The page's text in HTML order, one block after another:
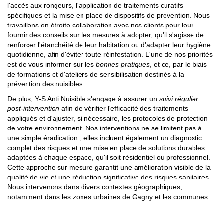
l'accès aux rongeurs, l'application de traitements curatifs
spécifiques et la mise en place de dispositifs de prévention. Nous
travaillons en étroite collaboration avec nos clients pour leur
fournir des conseils sur les mesures à adopter, qu'il s'agisse de
renforcer l'étanchéité de leur habitation ou d'adapter leur hygiène
quotidienne, afin d'éviter toute réinfestation. L'une de nos priorités
est de vous informer sur les bonnes pratiques , et ce, par le biais
de formations et d'ateliers de sensibilisation destinés à la
prévention des nuisibles.
De plus, Y-S Anti Nuisible s'engage à assurer un suivi régulier
post-intervention afin de vérifier l'efficacité des traitements
appliqués et d'ajuster, si nécessaire, les protocoles de protection
de votre environnement. Nos interventions ne se limitent pas à
une simple éradication ; elles incluent également un diagnostic
complet des risques et une mise en place de solutions durables
adaptées à chaque espace, qu'il soit résidentiel ou professionnel.
Cette approche sur mesure garantit une amélioration visible de la
qualité de vie et une réduction significative des risques sanitaires.
Nous intervenons dans divers contextes géographiques,
notamment dans les zones urbaines de Gagny et les communes